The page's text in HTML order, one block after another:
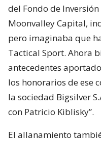
del Fondo de
Moonvalley Capital,
pero imaginaba que
Tactical Sport. Ahora
antecedentes
los honorarios de ese
la sociedad Bigsilver
con Patricio Kiblisky”.
El allanamiento